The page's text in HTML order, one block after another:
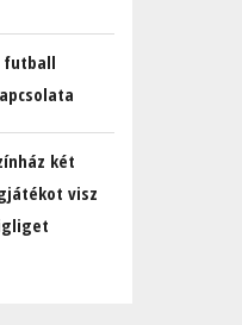
futball
két
visz